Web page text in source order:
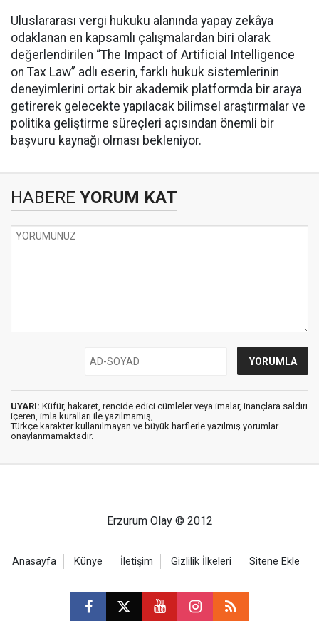
Uluslararası vergi hukuku alanında yapay zekâya
odaklanan en kapsamlı çalışmalardan biri olarak
değerlendirilen “The Impact of Artificial Intelligence
on Tax Law” adlı eserin, farklı hukuk sistemlerinin
deneyimlerini ortak bir akademik platformda bir araya
getirerek gelecekte yapılacak bilimsel araştırmalar ve
politika geliştirme süreçleri açısından önemli bir
başvuru kaynağı olması bekleniyor.
HABERE YORUM KAT
UYARI: Küfür, hakaret, rencide edici cümleler veya imalar, inançlara saldırı
içeren, imla kuralları ile yazılmamış,
Türkçe karakter kullanılmayan ve büyük harflerle yazılmış yorumlar
onaylanmamaktadır.
Erzurum Olay © 2012
Anasayfa Künye İletişim Gizlilik İlkeleri Sitene Ekle